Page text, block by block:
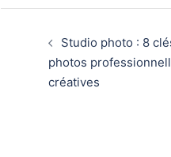
Studio photo : 8
photos
créatives